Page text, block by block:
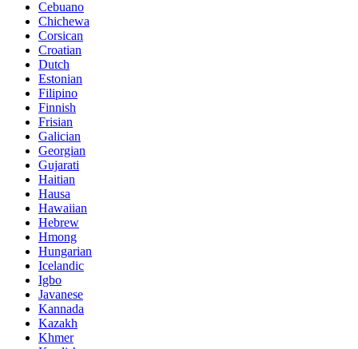
Cebuano
Chichewa
Corsican
Croatian
Dutch
Estonian
Filipino
Finnish
Frisian
Galician
Georgian
Gujarati
Haitian
Hausa
Hawaiian
Hebrew
Hmong
Hungarian
Icelandic
Igbo
Javanese
Kannada
Kazakh
Khmer